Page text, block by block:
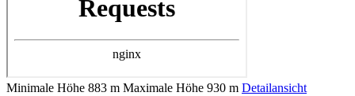
Minimale Höhe 883 m Maximale Höhe 930 m Detailansicht